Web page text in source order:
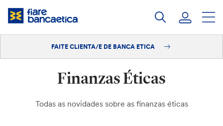
Saltar
FAITE CLIENTA/E DE BANCA ETICA
Finanzas Éticas
Todas as novidades sobre as finanzas éticas